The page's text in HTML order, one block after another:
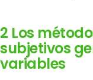
2 Los
subjetivos
variables